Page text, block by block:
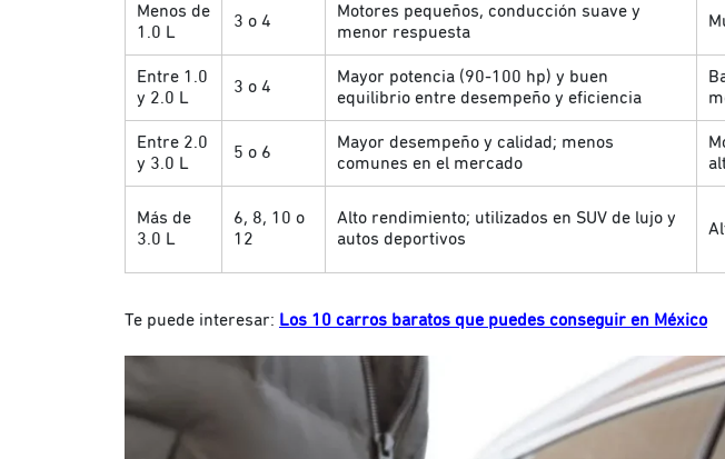
Menos de
1.0 L
3 o 4
Motores pequeños, conducción suave y
menor respuesta
Entre 1.0
y 2.0 L
3 o 4
Mayor potencia (90-100 hp) y buen
equilibrio entre desempeño y eficiencia
Entre 2.0
y 3.0 L
5 o 6
Mayor desempeño y calidad; menos
comunes en el mercado
Más de
3.0 L
6, 8, 10 o
12
Alto rendimiento; utilizados en SUV de lujo y
autos deportivos
Te puede interesar: Los 10 carros baratos que puedes conseguir en México